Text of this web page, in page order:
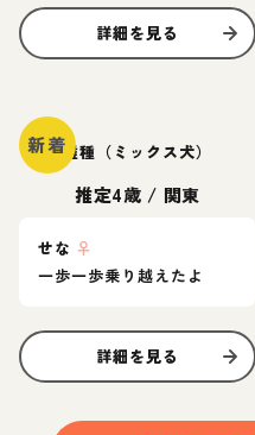
詳細を見る
新着雑種（ミックス犬）
推定4歳 / 関東
せな ♀
一歩一歩乗り越えたよ
詳細を見る